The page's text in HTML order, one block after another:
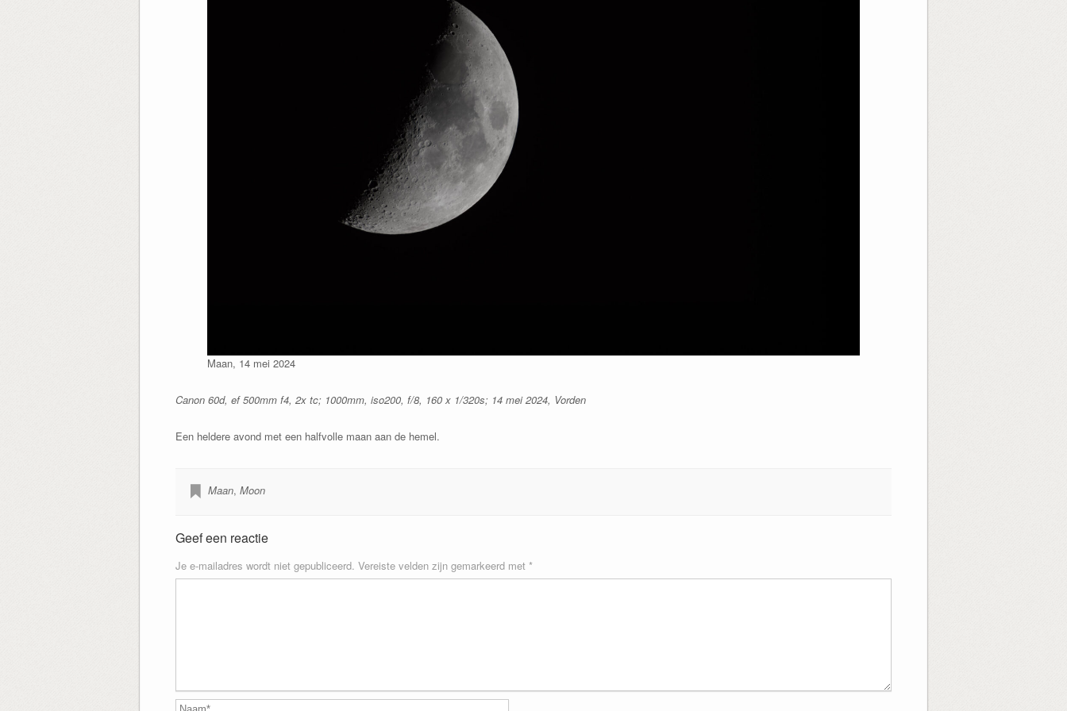
Maan, 14 mei 2024
Canon 60d, ef 500mm f4, 2x tc; 1000mm, iso200, f/8, 160 x 1/320s; 14 mei 2024, Vorden
Een heldere avond met een halfvolle maan aan de hemel.
Maan, Moon
Geef een reactie
Je e-mailadres wordt niet gepubliceerd. Vereiste velden zijn gemarkeerd met *